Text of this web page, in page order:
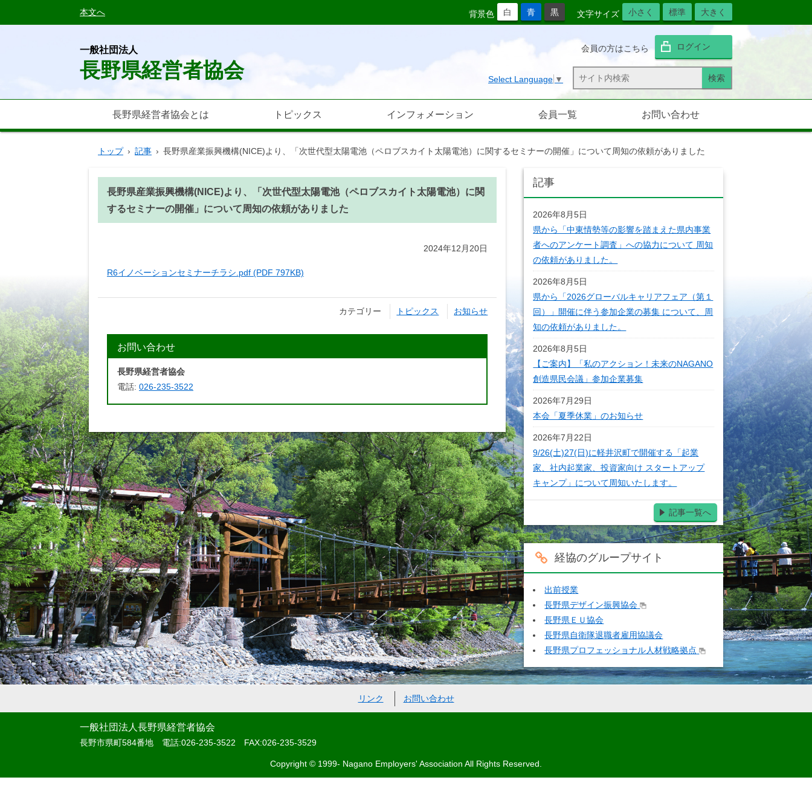
本文へ 文字サイズ 小さく 標準 大きく
背景色 白 青 黒
一般社団法人
長野県経営者協会
会員の方はこちら ログイン
Select Language ▼
長野県経営者協会とは トピックス インフォメーション 会員一覧 お問い合わせ
トップ › 記事 › 長野県産業振興機構(NICE)より、「次世代型太陽電池（ペロブスカイト太陽電池）に関するセミナーの開催」について周知の依頼がありました
長野県産業振興機構(NICE)より、「次世代型太陽電池（ペロブスカイト太陽電池）に関
するセミナーの開催」について周知の依頼がありました
2024年12月20日
R6イノベーションセミナーチラシ.pdf (PDF 797KB)
カテゴリー トピックス お知らせ
お問い合わせ
長野県経営者協会
電話: 026-235-3522
記事
2026年8月5日
県から「中東情勢等の影響を踏まえた県内事業
者へのアンケート調査」への協力について 周知
の依頼がありました。
2026年8月5日
県から「2026グローバルキャリアフェア（第１
回）」開催に伴う参加企業の募集 について、周
知の依頼がありました。
2026年8月5日
【ご案内】「私のアクション！未来のNAGANO
創造県民会議」参加企業募集
2026年7月29日
本会「夏季休業」のお知らせ
2026年7月22日
9/26(土)27(日)に軽井沢町で開催する「起業
家、社内起業家、投資家向け スタートアップ
キャンプ」について周知いたします。
記事一覧へ
経協のグループサイト
出前授業
長野県デザイン振興協会
長野県ＥＵ協会
長野県自衛隊退職者雇用協議会
長野県プロフェッショナル人材戦略拠点
リンク お問い合わせ
一般社団法人長野県経営者協会
長野市県町584番地 電話:026-235-3522 FAX:026-235-3529
Copyright © 1999- Nagano Employers' Association All Rights Reserved.